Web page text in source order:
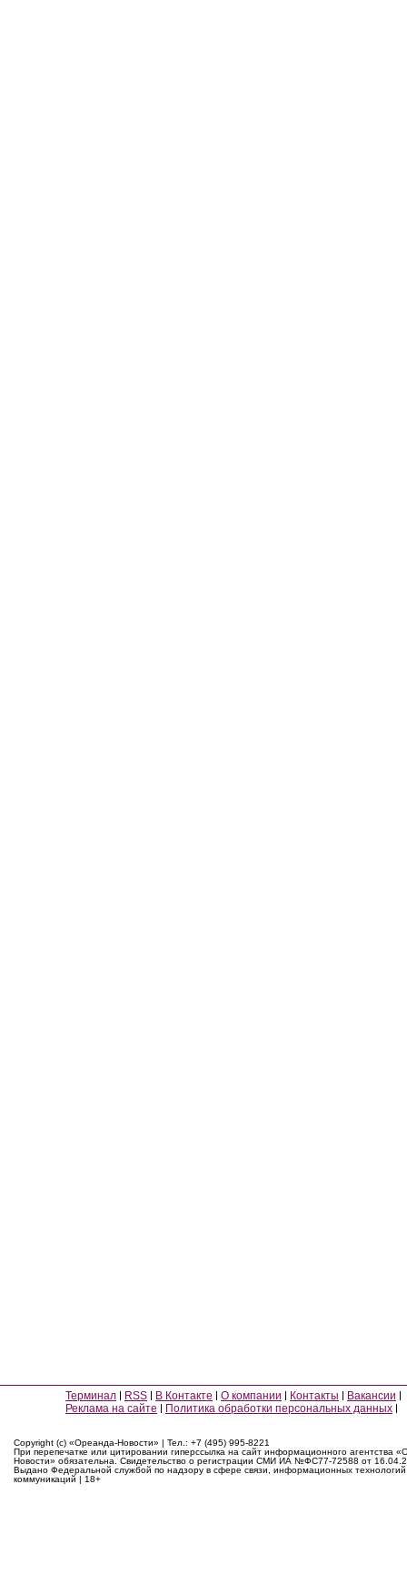
Терминал RSS В Контакте О компании Контакты
Вакансии
Реклама на сайте
Политика обработки персональных данных
Copyright (c) «Ореанда-Новости» | Тел.: +7 (495) 995-8221
При перепечатке или цитировании гиперссылка на сайт информационного агентства
Новости» обязательна. Свидетельство о регистрации СМИ ИА №ФС77-72588 от
Выдано Федеральной службой по надзору в сфере связи, информационных
коммуникаций | 18+